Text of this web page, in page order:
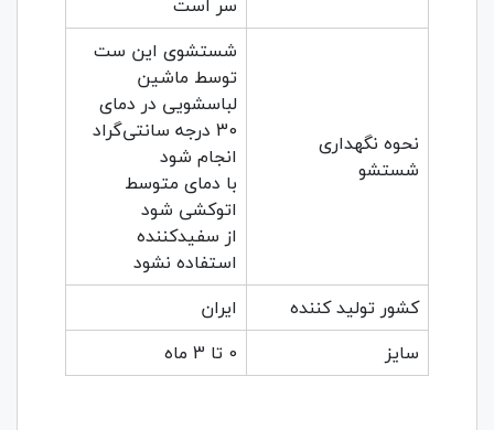
نحوه نگهداری
شستشو
شستشوی این ست
توسط ماشین
لباسشویی در دمای
30 درجه سانتی‌گراد
انجام شود
با دمای متوسط
اتوکشی شود
از سفید‌کننده
استفاده نشود
کشور تولید کننده
ایران
سایز
0 تا 3 ماه